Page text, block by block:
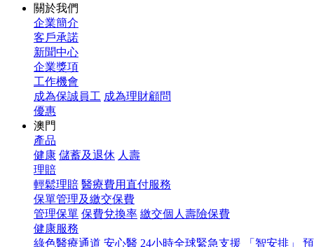
關於我們
企業簡介
客戶承諾
新聞中心
企業獎項
工作機會
成為保誠員工 成為理財顧問
優惠
澳門
產品
健康 儲蓄及退休 人壽
理賠
輕鬆理賠 醫療費用直付服務
保單管理及繳交保費
管理保單 保費兌換率 繳交個人壽險保費
健康服務
綠色醫療通道 安心醫 24小時全球緊急支援 「智安排」